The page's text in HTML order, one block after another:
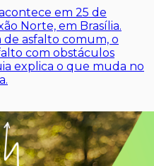
em 25 de
Norte, em Brasília.
asfalto comum, o
com obstáculos
explica o que muda no